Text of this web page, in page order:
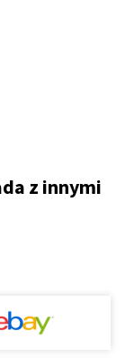
z innymi